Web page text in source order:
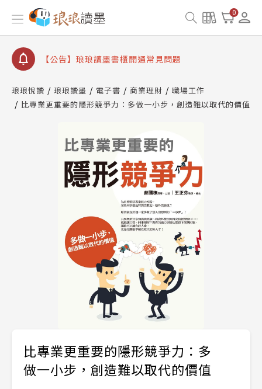
0
【公告】琅琅書店服務升級重要說明及資產合併結果
查詢
【公告】琅琅讀墨數位閱讀資產合併與書櫃開通申請
【公告】琅琅讀墨書櫃開通常見問題
請圖文教學
【公告】琅琅書店服務升級重要說明及資產合併結果
查詢
琅琅悅讀 琅琅讀墨 電子書 商業理財
職場工作
比專業更重要的隱形競爭力：多做一小步，創造難以取代的價值
比專業更重要的隱形競爭力：多
做一小步，創造難以取代的價值